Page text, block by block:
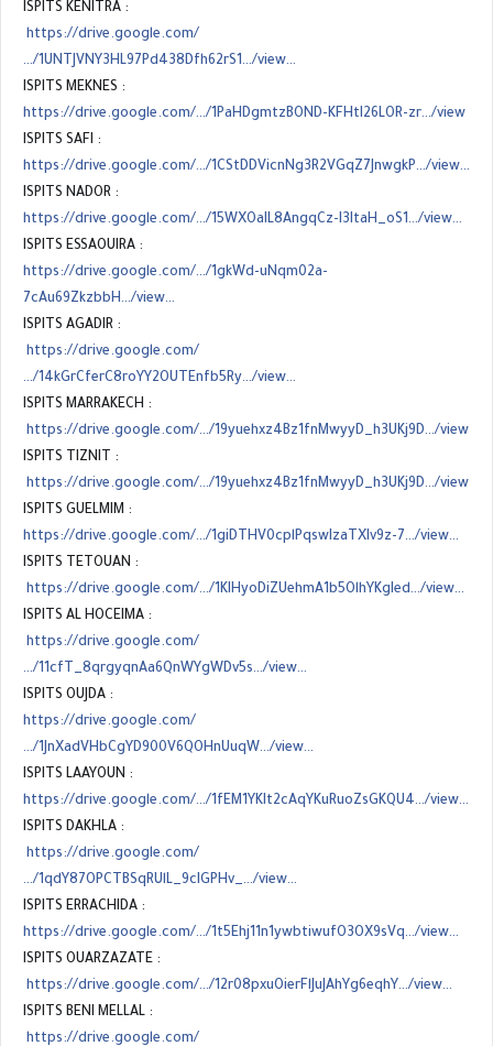
ISPITS KENITRA :
https://drive.google.com/
…/1UNTJVNY3HL97Pd438Dfh62rS1…/view…
ISPITS MEKNES :
https://drive.google.com/…/1PaHDgmtzBOND-KFHtI26LOR-zr…/view
ISPITS SAFI :
https://drive.google.com/…/1CStDDVicnNg3R2VGqZ7JnwgkP…/view…
ISPITS NADOR :
https://drive.google.com/…/15WXOaIL8AngqCz-I3ItaH_oS1…/view…
ISPITS ESSAOUIRA :
https://drive.google.com/…/1gkWd-uNqm02a-
7cAu69ZkzbbH…/view…
ISPITS AGADIR :
https://drive.google.com/
…/14kGrCferC8roYY2OUTEnfb5Ry…/view…
ISPITS MARRAKECH :
https://drive.google.com/…/19yuehxz4Bz1fnMwyyD_h3UKj9D…/view
ISPITS TIZNIT :
https://drive.google.com/…/19yuehxz4Bz1fnMwyyD_h3UKj9D…/view
ISPITS GUELMIM :
https://drive.google.com/…/1giDTHV0cplPqswIzaTXIv9z-7…/view…
ISPITS TETOUAN :
https://drive.google.com/…/1KIHyoDiZUehmA1b5OlhYKgIed…/view…
ISPITS AL HOCEIMA :
https://drive.google.com/
…/11cfT_8qrgyqnAa6QnWYgWDv5s…/view…
ISPITS OUJDA :
https://drive.google.com/
…/1JnXadVHbCgYD900V6QOHnUuqW…/view…
ISPITS LAAYOUN :
https://drive.google.com/…/1fEM1YKIt2cAqYKuRuoZsGKQU4…/view…
ISPITS DAKHLA :
https://drive.google.com/
…/1qdY87OPCTBSqRUlL_9cIGPHv_…/view…
ISPITS ERRACHIDA :
https://drive.google.com/…/1t5Ehj11n1ywbtiwufO3OX9sVq…/view…
ISPITS OUARZAZATE :
https://drive.google.com/…/12r08pxuOierFlJuJAhYg6eqhY…/view…
ISPITS BENI MELLAL :
https://drive.google.com/